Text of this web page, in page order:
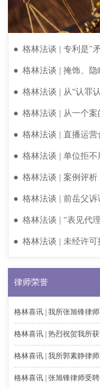
格林法谈 | 专利是"
区专利转化运用技
格林法谈 | 掩饰、隐
格林法谈 | 从“认罪
辩护纪实与行业警示
格林法谈 | 从一个案
的良知
格林法谈 | 直播运营
同避坑
格林法谈 | 单位拒不
局
格林法谈 | 案例评析
一审判决自媒体博
格林法谈 | 前岳父诉
打促谈，不战而胜！
格林法谈 | “表见代
格林法谈 | 未经许可
律师荣誉
格林喜讯 | 我所张旭锋律
格林喜讯 | 热烈祝贺我所
格林喜讯 | 我所郭素静律
格林喜讯 | 张旭锋律师受